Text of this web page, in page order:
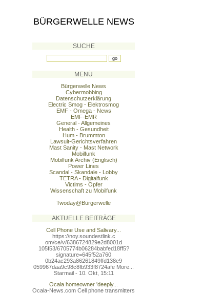
BÜRGERWELLE NEWS
SUCHE
MENÜ
Bürgerwelle News
Cybermobbing
Datenschutzerklärung
Electric Smog - Elektrosmog
EMF - Omega - News
EMF-EMR
General - Allgemeines
Health - Gesundheit
Hum - Brummton
Lawsuit-Gerichtsverfahren
Mast Sanity - Mast Network
Mobilfunk
Mobilfunk Archiv (Englisch)
Power Lines
Scandal - Skandale - Lobby
TETRA - Digitalfunk
Victims - Opfer
Wissenschaft zu Mobilfunk
Twoday@Bürgerwelle
AKTUELLE BEITRÄGE
Cell Phone Use and Salivary...
https://noy.soundestlink.c
om/ce/v/6386724829e2d8001d
105f53/6705774b06284babfed18ff5?
signature=645f52a760
0b24ac293a86261849ffd138e9
059967daa9c98c8fb933f8724afe More...
Starmail - 10. Okt, 15:11
Ocala homeowner 'deeply...
Ocala-News.com Cell phone transmitters